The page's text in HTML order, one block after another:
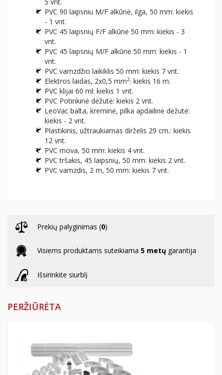
PVC 90 laipsniu M/F alkūnė, ilga, 50 mm: kiekis
- 1 vnt.
PVC 45 laipsnių F/F alkūnė 50 mm: kiekis - 3
vnt.
PVC 45 laipsnių M/F alkūnė 50 mm: kiekis - 1
vnt.
PVC vamzdžio laikiklis 50 mm: kiekis 7 vnt.
Elektros laidas, 2x0,5 mm2: kiekis 16 m.
PVC klijai 60 ml: kiekis 1 vnt.
PVC Potinkinė dėžutė: kiekis 2 vnt.
LeoVac balta, kreminė, pilka apdailinė dėžutė:
kiekis - 2 vnt.
Plastikinis, užtraukiamas dirželis 29 cm.: kiekis
12 vnt.
PVC mova, 50 mm: kiekis 4 vnt.
PVC tršakis, 45 laipsnių, 50 mm: kiekis 2 vnt.
PVC vamzdis, 2 m, 50 mm: kiekis 7 vnt.
Prekių palyginimas (0)
Visiems produktams suteikiama 5 metų garantija
Išsirinkite siurblį
PERŽIŪRĖTA